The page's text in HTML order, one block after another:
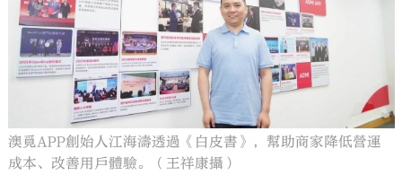
澳覓APP創始人江海濤透過《白皮書》，幫助商家降低營運
成本、改善用戶體驗。（王祥康攝）